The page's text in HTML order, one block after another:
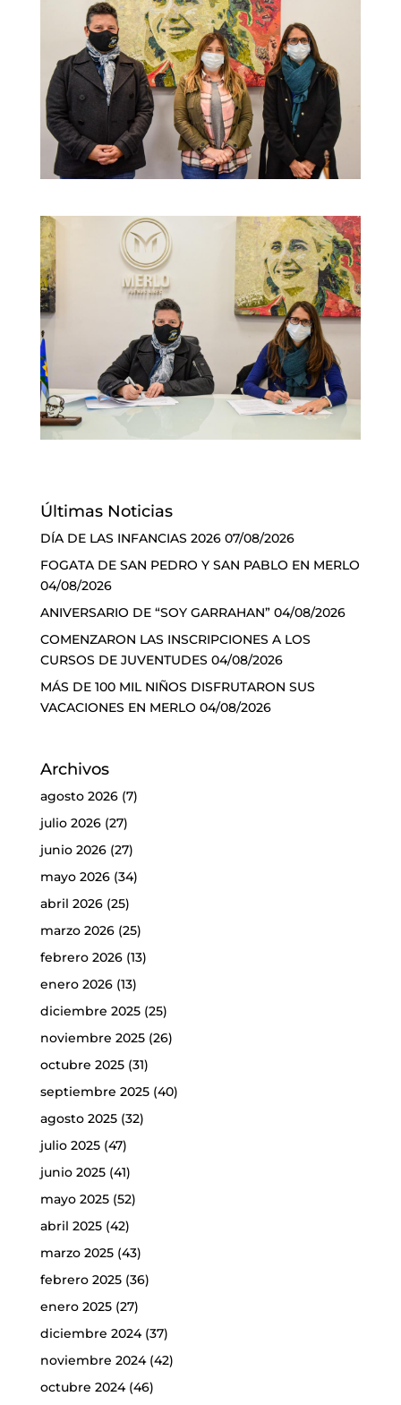
Últimas Noticias
DÍA DE LAS INFANCIAS 2026 07/08/2026
FOGATA DE SAN PEDRO Y SAN PABLO EN MERLO
04/08/2026
ANIVERSARIO DE “SOY GARRAHAN” 04/08/2026
COMENZARON LAS INSCRIPCIONES A LOS
CURSOS DE JUVENTUDES 04/08/2026
MÁS DE 100 MIL NIÑOS DISFRUTARON SUS
VACACIONES EN MERLO 04/08/2026
Archivos
agosto 2026(7)
julio 2026(27)
junio 2026(27)
mayo 2026(34)
abril 2026(25)
marzo 2026(25)
febrero 2026(13)
enero 2026(13)
diciembre 2025(25)
noviembre 2025(26)
octubre 2025(31)
septiembre 2025(40)
agosto 2025(32)
julio 2025(47)
junio 2025(41)
mayo 2025(52)
abril 2025(42)
marzo 2025(43)
febrero 2025(36)
enero 2025(27)
diciembre 2024(37)
noviembre 2024(42)
octubre 2024(46)